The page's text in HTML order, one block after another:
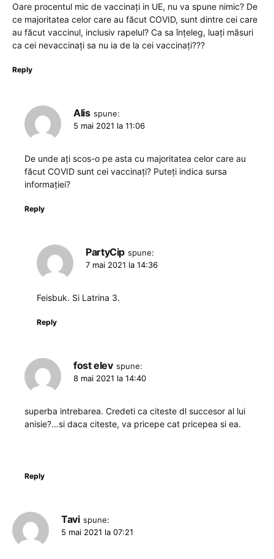
Oare procentul mic de vaccinați in UE, nu va spune nimic? De
ce majoritatea celor care au făcut COVID, sunt dintre cei care
au făcut vaccinul, inclusiv rapelul? Ca sa înțeleg, luați măsuri
ca cei nevaccinați sa nu ia de la cei vaccinați???
Reply
Alis spune:
5 mai 2021 la 11:06
De unde ați scos-o pe asta cu majoritatea celor care au
făcut COVID sunt cei vaccinați? Puteți indica sursa
informației?
Reply
PartyCip spune:
7 mai 2021 la 14:36
Feisbuk. Si Latrina 3.
Reply
fost elev spune:
8 mai 2021 la 14:40
superba intrebarea. Credeti ca citeste dl succesor al lui
anisie?…si daca citeste, va pricepe cat pricepea si ea.
Reply
Tavi spune:
5 mai 2021 la 07:21